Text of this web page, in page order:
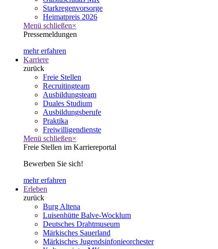
Starkregenvorsorge
Heimatpreis 2026
Menü schließen×
Pressemeldungen
mehr erfahren
Karriere
zurück
Freie Stellen
Recruitingteam
Ausbildungsteam
Duales Studium
Ausbildungsberufe
Praktika
Freiwilligendienste
Menü schließen×
Freie Stellen im Karriereportal
Bewerben Sie sich!
mehr erfahren
Erleben
zurück
Burg Altena
Luisenhütte Balve-Wocklum
Deutsches Drahtmuseum
Märkisches Sauerland
Märkisches Jugendsinfonieorchester